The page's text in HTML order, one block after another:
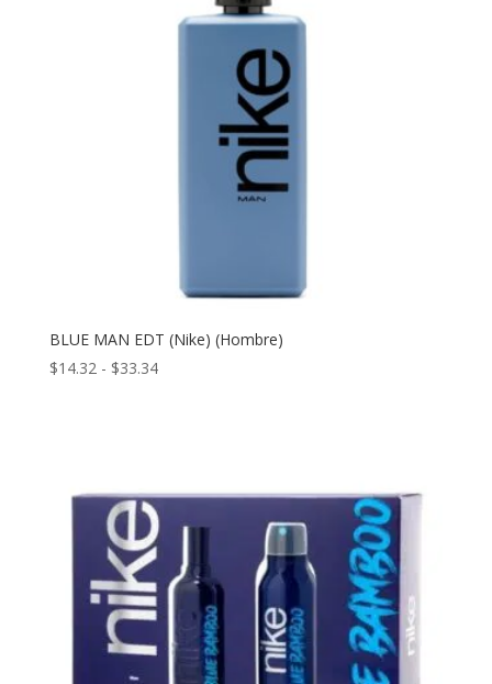
$27.49
BLUE MAN EDT (Nike) (Hombre)
$14.32 - $33.34Rango
hasta
$33.34